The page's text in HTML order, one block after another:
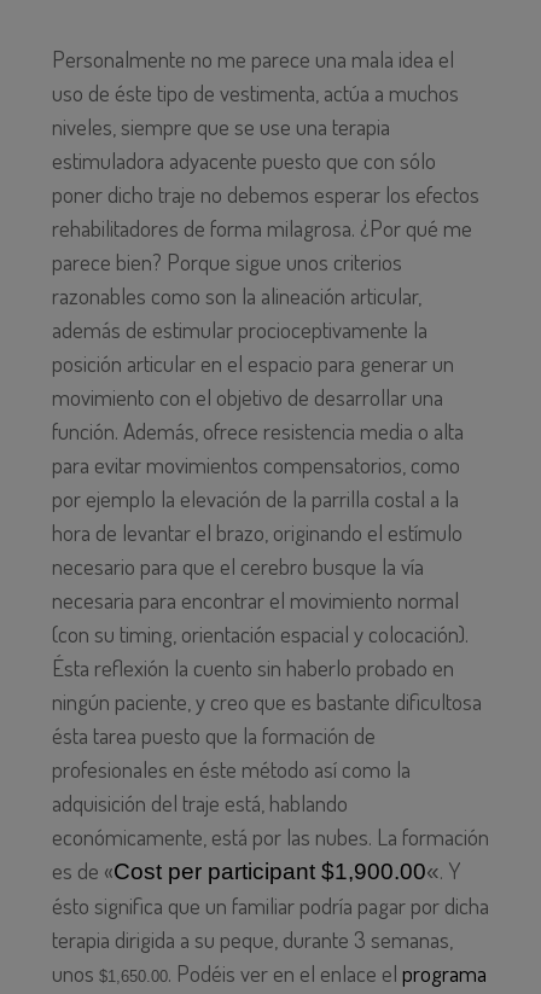
Personalmente no me parece una mala idea el
uso de éste tipo de vestimenta, actúa a muchos
niveles, siempre que se use una terapia
estimuladora adyacente puesto que con sólo
poner dicho traje no debemos esperar los efectos
rehabilitadores de forma milagrosa. ¿Por qué me
parece bien? Porque sigue unos criterios
razonables como son la alineación articular,
además de estimular procioceptivamente la
posición articular en el espacio para generar un
movimiento con el objetivo de desarrollar una
función. Además, ofrece resistencia media o alta
para evitar movimientos compensatorios, como
por ejemplo la elevación de la parrilla costal a la
hora de levantar el brazo, originando el estímulo
necesario para que el cerebro busque la vía
necesaria para encontrar el movimiento normal
(con su timing, orientación espacial y colocación).
Ésta reflexión la cuento sin haberlo probado en
ningún paciente, y creo que es bastante dificultosa
ésta tarea puesto que la formación de
profesionales en éste método así como la
adquisición del traje está, hablando
económicamente, está por las nubes. La formación
es de «Cost per participant $1,900.00«. Y
ésto significa que un familiar podría pagar por dicha
terapia dirigida a su peque, durante 3 semanas,
unos $1,650.00. Podéis ver en el enlace el programa